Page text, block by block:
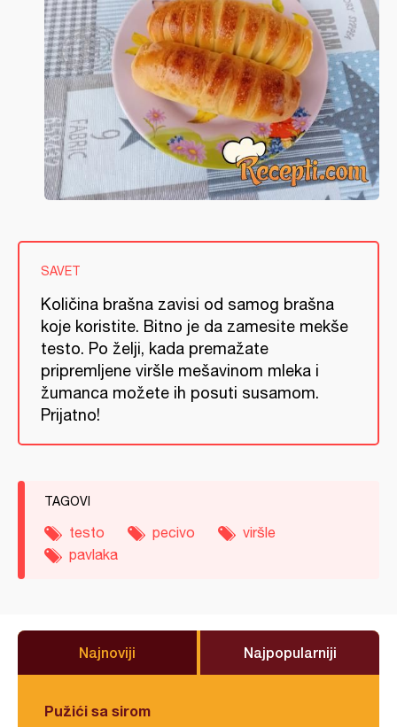
SAVET
Količina brašna zavisi od samog brašna
koje koristite. Bitno je da zamesite mekše
testo. Po želji, kada premažate
pripremljene viršle mešavinom mleka i
žumanca možete ih posuti susamom.
Prijatno!
TAGOVI
testo pecivo
viršle
pavlaka
Najnoviji Najpopularniji
Pužići sa sirom